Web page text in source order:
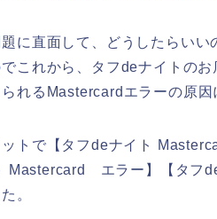
に直面して、どうしたらい
これから、タフdeナイトの
れるMastercardエラーの原
ットで【タフdeナイト
Mastercard エラー】【タフ
。